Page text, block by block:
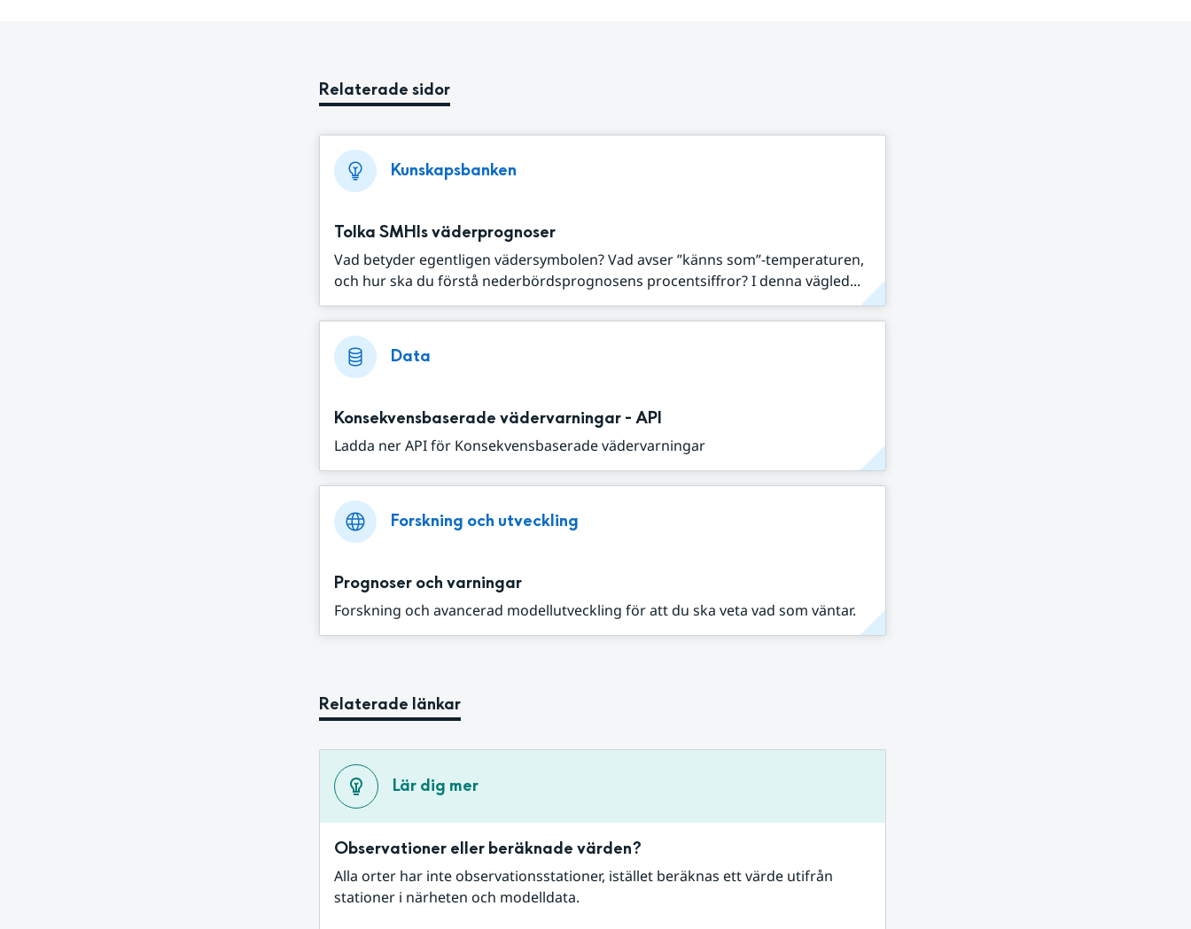
Relaterade sidor
Kunskapsbanken
Tolka SMHIs väderprognoser
Vad betyder egentligen vädersymbolen? Vad avser ”känns som”-temperaturen,
och hur ska du förstå nederbördsprognosens procentsiffror? I denna vägled...
Data
Konsekvensbaserade vädervarningar - API
Ladda ner API för Konsekvensbaserade vädervarningar
Forskning och utveckling
Prognoser och varningar
Forskning och avancerad modellutveckling för att du ska veta vad som väntar.
Relaterade länkar
Lär dig mer
Observationer eller beräknade värden?
Alla orter har inte observationsstationer, istället beräknas ett värde utifrån
stationer i närheten och modelldata.